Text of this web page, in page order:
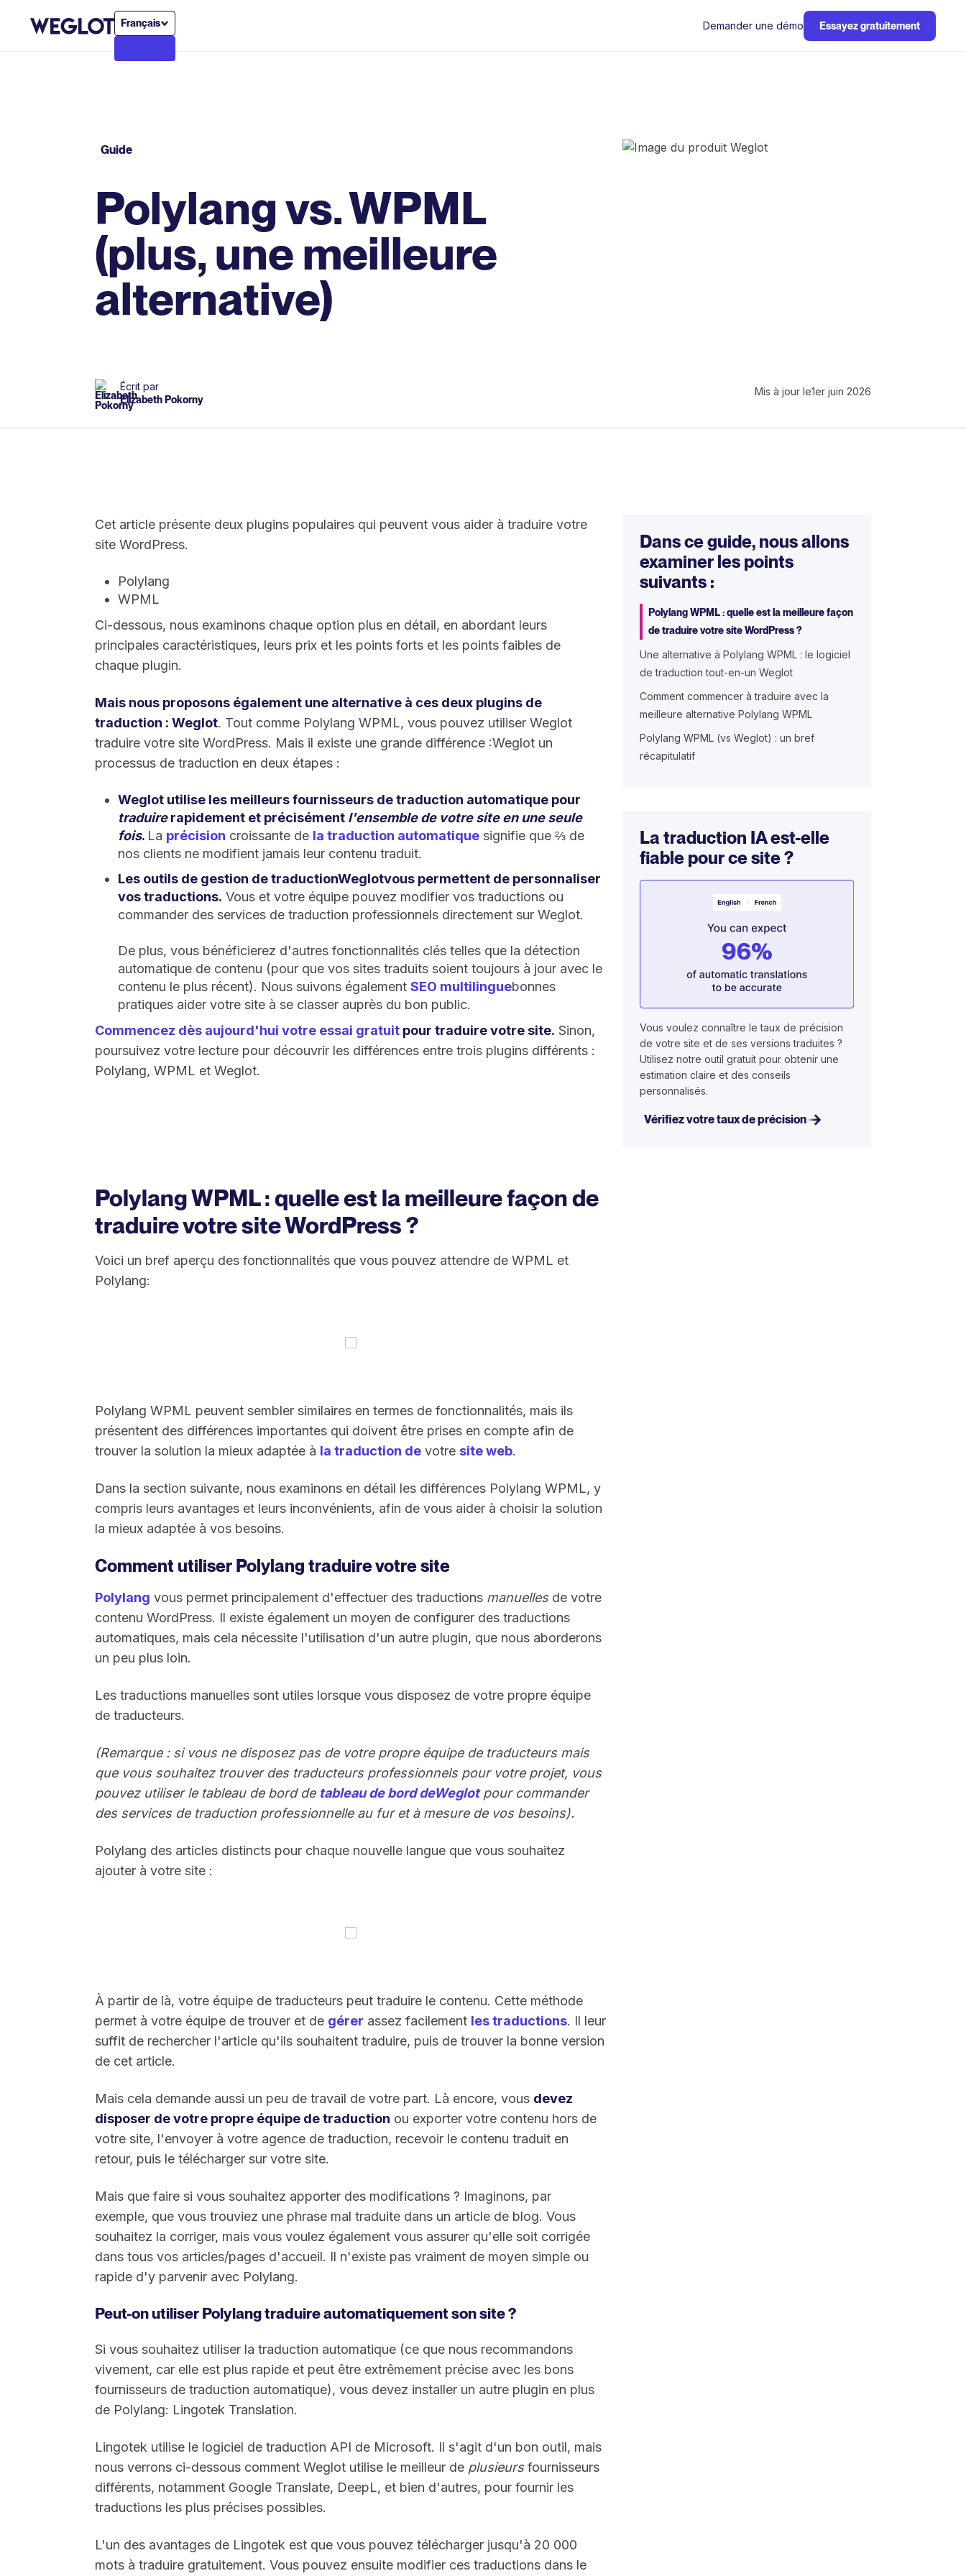
Français Demander une démo Essayez gratuitement
Guide
Polylang vs. WPML
(plus, une meilleure
alternative)
Écrit par
Elizabeth Pokorny
Mis à jour le1er juin 2026
Cet article présente deux plugins populaires qui peuvent vous aider à traduire votre
site WordPress.
Polylang
WPML
Ci-dessous, nous examinons chaque option plus en détail, en abordant leurs
principales caractéristiques, leurs prix et les points forts et les points faibles de
chaque plugin.
Mais nous proposons également une alternative à ces deux plugins de
traduction : Weglot. Tout comme Polylang WPML, vous pouvez utiliser Weglot
traduire votre site WordPress. Mais il existe une grande différence :Weglot un
processus de traduction en deux étapes :
Weglot utilise les meilleurs fournisseurs de traduction automatique pour
traduirerapidement et précisément l'ensemble de votre site en une seule
fois. La précision croissante de la traduction automatique signifie que ⅔ de
nos clients ne modifient jamais leur contenu traduit.
Les outils de gestion de traductionWeglotvous permettent de personnaliser
vos traductions. Vous et votre équipe pouvez modifier vos traductions ou
commander des services de traduction professionnels directement sur Weglot.
De plus, vous bénéficierez d'autres fonctionnalités clés telles que la détection
automatique de contenu (pour que vos sites traduits soient toujours à jour avec le
contenu le plus récent). Nous suivons également SEO multilinguebonnes
pratiques aider votre site à se classer auprès du bon public.
Commencez dès aujourd'hui votre essai gratuit pour traduire votre site. Sinon,
poursuivez votre lecture pour découvrir les différences entre trois plugins différents :
Polylang, WPML et Weglot.
Polylang WPML : quelle est la meilleure façon de
traduire votre site WordPress ?
Voici un bref aperçu des fonctionnalités que vous pouvez attendre de WPML et
Polylang:
Polylang WPML peuvent sembler similaires en termes de fonctionnalités, mais ils
présentent des différences importantes qui doivent être prises en compte afin de
trouver la solution la mieux adaptée à la traduction de votre site web.
Dans la section suivante, nous examinons en détail les différences Polylang WPML, y
compris leurs avantages et leurs inconvénients, afin de vous aider à choisir la solution
la mieux adaptée à vos besoins.
Comment utiliser Polylang traduire votre site
Polylang vous permet principalement d'effectuer des traductions manuellesde votre
contenu WordPress. Il existe également un moyen de configurer des traductions
automatiques, mais cela nécessite l'utilisation d'un autre plugin, que nous aborderons
un peu plus loin.
Les traductions manuelles sont utiles lorsque vous disposez de votre propre équipe
de traducteurs.
(Remarque : si vous ne disposez pas de votre propre équipe de traducteurs mais
que vous souhaitez trouver des traducteurs professionnels pour votre projet, vous
pouvez utiliser le tableau de bord de tableau de bord deWeglotpour commander
des services de traduction professionnelle au fur et à mesure de vos besoins).
Polylang des articles distincts pour chaque nouvelle langue que vous souhaitez
ajouter à votre site :
À partir de là, votre équipe de traducteurs peut traduire le contenu. Cette méthode
permet à votre équipe de trouver et de gérer assez facilement les traductions. Il leur
suffit de rechercher l'article qu'ils souhaitent traduire, puis de trouver la bonne version
de cet article.
Mais cela demande aussi un peu de travail de votre part. Là encore, vous devez
disposer de votre propre équipe de traduction ou exporter votre contenu hors de
votre site, l'envoyer à votre agence de traduction, recevoir le contenu traduit en
retour, puis le télécharger sur votre site.
Mais que faire si vous souhaitez apporter des modifications ? Imaginons, par
exemple, que vous trouviez une phrase mal traduite dans un article de blog. Vous
souhaitez la corriger, mais vous voulez également vous assurer qu'elle soit corrigée
dans tous vos articles/pages d'accueil. Il n'existe pas vraiment de moyen simple ou
rapide d'y parvenir avec Polylang.
Peut-on utiliser Polylang traduire automatiquement son site ?
Si vous souhaitez utiliser la traduction automatique (ce que nous recommandons
vivement, car elle est plus rapide et peut être extrêmement précise avec les bons
fournisseurs de traduction automatique), vous devez installer un autre plugin en plus
de Polylang: Lingotek Translation.
Lingotek utilise le logiciel de traduction API de Microsoft. Il s'agit d'un bon outil, mais
nous verrons ci-dessous comment Weglot utilise le meilleur de plusieursfournisseurs
différents, notamment Google Translate, DeepL, et bien d'autres, pour fournir les
traductions les plus précises possibles.
L'un des avantages de Lingotek est que vous pouvez télécharger jusqu'à 20 000
mots à traduire gratuitement. Vous pouvez ensuite modifier ces traductions dans le
Dans ce guide, nous allons
examiner les points
suivants :
Polylang WPML : quelle est la meilleure façon
de traduire votre site WordPress ?
Une alternative à Polylang WPML : le logiciel
de traduction tout-en-un Weglot
Comment commencer à traduire avec la
meilleure alternative Polylang WPML
Polylang WPML (vs Weglot) : un bref
récapitulatif
La traduction IA est-elle
fiable pour ce site ?
Vous voulez connaître le taux de précision
de votre site et de ses versions traduites ?
Utilisez notre outil gratuit pour obtenir une
estimation claire et des conseils
personnalisés.
Vérifiez votre taux de précision